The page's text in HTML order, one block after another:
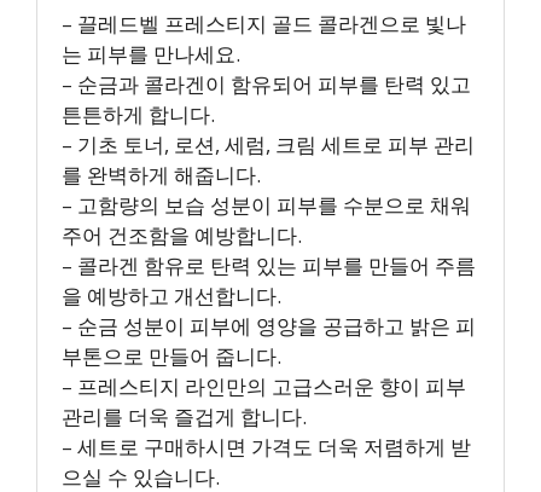
– 끌레드벨 프레스티지 골드 콜라겐으로 빛나
는 피부를 만나세요.
– 순금과 콜라겐이 함유되어 피부를 탄력 있고
튼튼하게 합니다.
– 기초 토너, 로션, 세럼, 크림 세트로 피부 관리
를 완벽하게 해줍니다.
– 고함량의 보습 성분이 피부를 수분으로 채워
주어 건조함을 예방합니다.
– 콜라겐 함유로 탄력 있는 피부를 만들어 주름
을 예방하고 개선합니다.
– 순금 성분이 피부에 영양을 공급하고 밝은 피
부톤으로 만들어 줍니다.
– 프레스티지 라인만의 고급스러운 향이 피부
관리를 더욱 즐겁게 합니다.
– 세트로 구매하시면 가격도 더욱 저렴하게 받
으실 수 있습니다.